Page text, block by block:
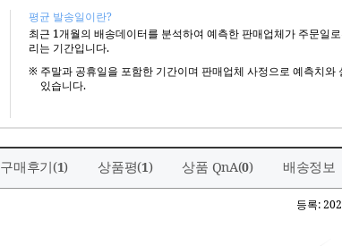
평균 발송일이란?
최근 1개월의 배송데이터를 분석하여 예측한 판매업체가 주문일
리는 기간입니다.
※ 주말과 공휴일을 포함한 기간이며 판매업체 사정으로 예측치와
있습니다.
구매후기(1) 상품평(1) 상품 QnA(0) 배송정보
등록: